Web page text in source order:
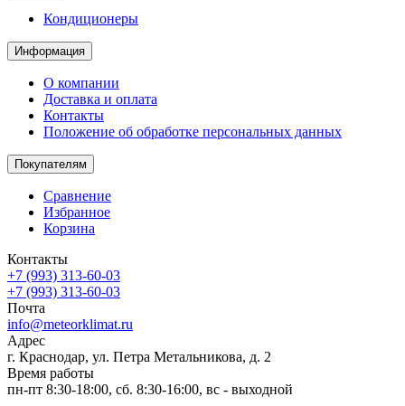
Кондиционеры
Информация
О компании
Доставка и оплата
Контакты
Положение об обработке персональных данных
Покупателям
Сравнение
Избранное
Корзина
Контакты
+7 (993) 313-60-03
+7 (993) 313-60-03
Почта
info@meteorklimat.ru
Адрес
г. Краснодар, ул. Петра Метальникова, д. 2
Время работы
пн-пт 8:30-18:00, сб. 8:30-16:00, вс - выходной